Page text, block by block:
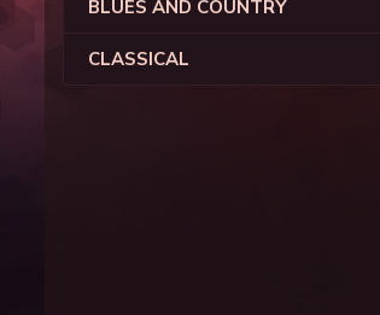
BLUES AND COUNTRY
CLASSICAL